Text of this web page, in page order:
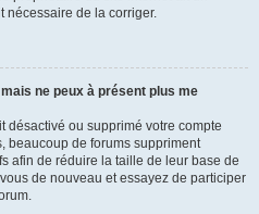
nécessaire de la corriger.
ne peux à présent plus me
désactivé ou supprimé votre compte
beaucoup de forums suppriment
afin de réduire la taille de leur base de
de nouveau et essayez de participer